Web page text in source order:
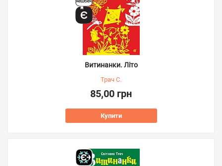
Витинанки. Літо
Трач С.
85,00 грн
Купити